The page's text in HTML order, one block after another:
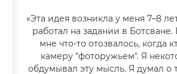
«Эта идея возникла у меня 7–8
работал на задании в
мне что-то отозвалось, когда
камеру "фоторужьем". Я
обдумывал эту мысль. Я думал о